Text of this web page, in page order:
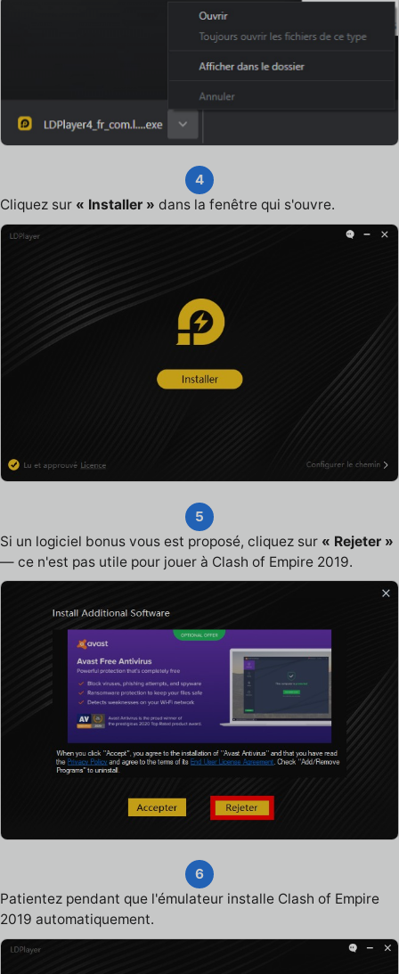
4
Cliquez sur « Installer » dans la fenêtre qui s'ouvre.
5
Si un logiciel bonus vous est proposé, cliquez sur « Rejeter »
— ce n'est pas utile pour jouer à Clash of Empire 2019.
6
Patientez pendant que l'émulateur installe Clash of Empire
2019 automatiquement.